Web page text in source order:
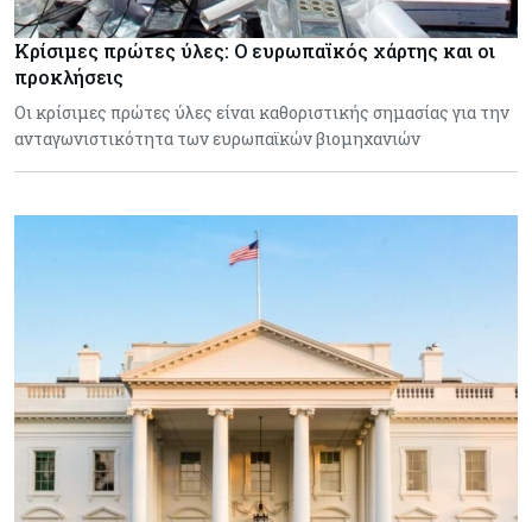
Κρίσιμες πρώτες ύλες: Ο ευρωπαϊκός χάρτης και οι
προκλήσεις
Οι κρίσιμες πρώτες ύλες είναι καθοριστικής σημασίας για την
ανταγωνιστικότητα των ευρωπαϊκών βιομηχανιών